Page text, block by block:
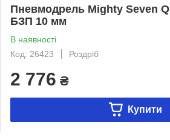
Пневмодрель Mighty Seven
БЗП 10 мм
В наявності
Код: 26423
Роздріб
2 776 ₴
Купити